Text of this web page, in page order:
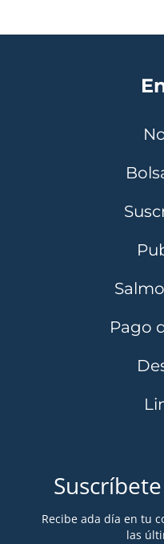
Pago
Recibe ada día en tu
las